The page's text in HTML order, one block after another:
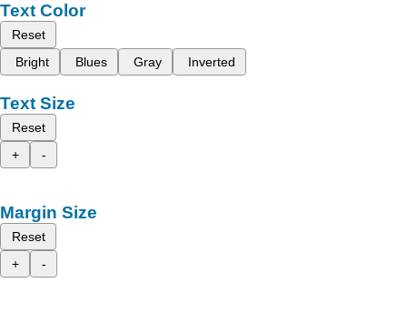
Text Color
Reset
Bright
Blues Gray Inverted
Text Size
Reset
+
-
Margin Size
Reset
+
-